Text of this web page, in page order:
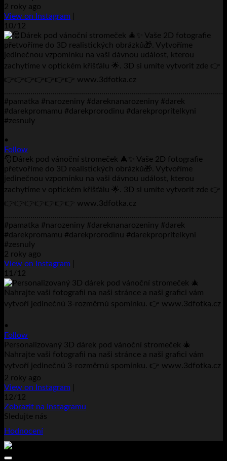
2 roky ago
View on Instagram
10/12
•
Follow
🎅Dárek pod vánoční stromeček 🎄✨ Vaše 2D fotografie
přetvoříme do 3D realistických obrázků🎁. Vytvoříme
jedinečnou vzpomínku na vaši dávnou událost, kterou
zachytíme v optickém křišťálu 🌟. 3D si umíte vytvorit zde 👉
👉👉👉👉👉👉👉 www.3dfotka.cz
………………………………………………………………………………………………..
#pamatka #narozeniny #dareknanarozeniny #darek
#darekpromamu #darekprorodinu #darekpropritelkyni
#zesnuly
2 roky ago
View on Instagram
11/12
•
Follow
Personalizovaný 3D dárek pod vánoční stromeček 🎄
Nahrajte vaši fotografii na naši stránce a naši grafici vám
vytvoří jedinečnú 3-rozměrnú spomínku. 👉 www.3dfotka.cz
2 roky ago
View on Instagram
12/12
Zobrazit na Instagramu
Sledujte nás
Hodnocení